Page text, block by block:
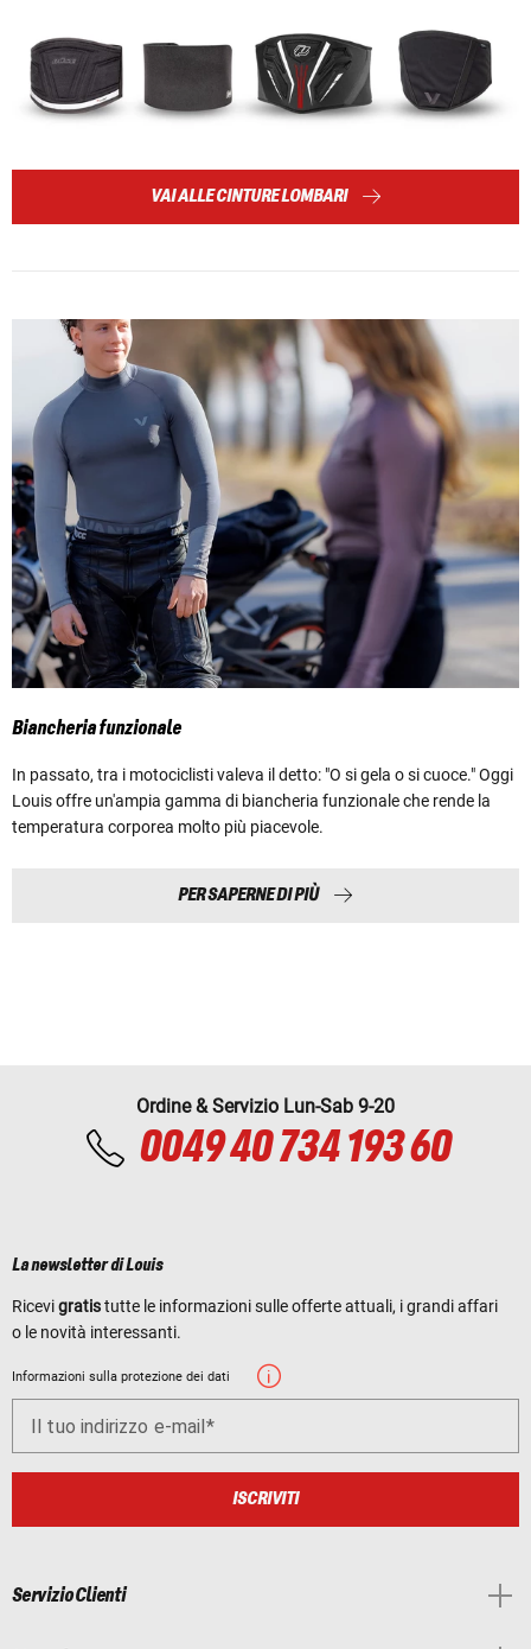
VAI ALLE CINTURE LOMBARI
Biancheria funzionale
In passato, tra i motociclisti valeva il detto: "O si gela o si cuoce." Oggi
Louis offre un'ampia gamma di biancheria funzionale che rende la
temperatura corporea molto più piacevole.
PER SAPERNE DI PIÙ
Ordine & Servizio Lun-Sab 9-20
0049 40 734 193 60
La newsletter di Louis
Ricevigratistutte le informazioni sulle offerte attuali, i grandi affari
o le novità interessanti.
Informazioni sulla protezione dei dati
Il tuo indirizzo e-mail
ISCRIVITI
Servizio Clienti